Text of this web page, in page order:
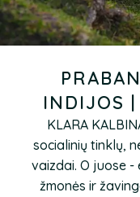
INDIJOS |
KLARA
socialinių tinklų,
vaizdai. O juose
žmonės ir